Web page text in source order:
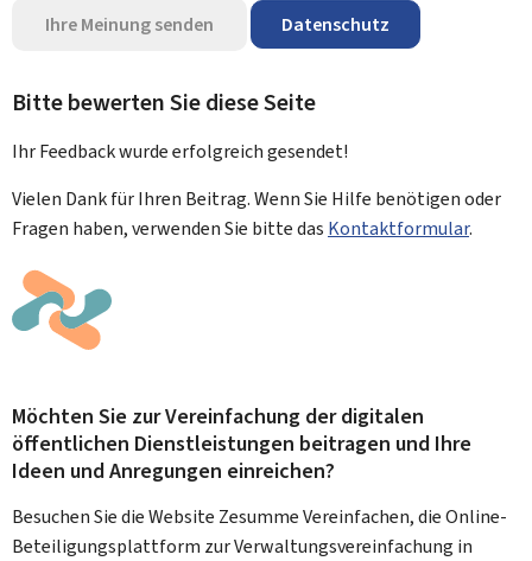
Ihre Meinung senden Datenschutz
Bitte bewerten Sie diese Seite
Ihr Feedback wurdeerfolgreichgesendet!
Vielen Dank für Ihren Beitrag. Wenn Sie Hilfe benötigen oder
Fragen haben, verwenden Sie bitte das Kontaktformular.
Möchten Sie zur Vereinfachung der digitalen
öffentlichen Dienstleistungen beitragen und Ihre
Ideen und Anregungen einreichen?
Besuchen Sie die Website Zesumme Vereinfachen, die Online-
Beteiligungsplattform zur Verwaltungsvereinfachung in